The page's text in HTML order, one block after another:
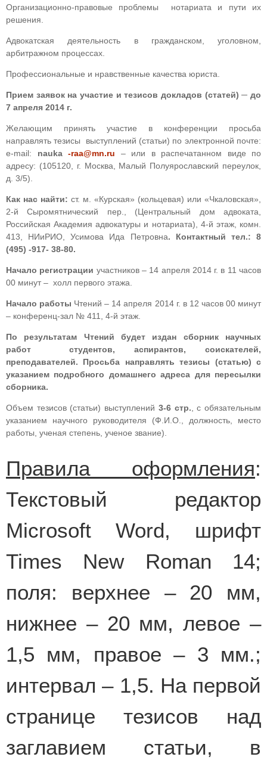
Организационно-правовые проблемы нотариата и пути их
решения.
Адвокатская деятельность в гражданском, уголовном,
арбитражном процессах.
Профессиональные и нравственные качества юриста.
Прием заявок на участие и тезисов докладов (статей) ─ до
7 апреля 2014 г.
Желающим принять участие в конференции просьба
направлять тезисы выступлений (статьи) по электронной почте:
е-mail:
nauka -raa@mn.ru – или в распечатанном виде по
адресу: (105120, г. Москва, Малый Полуярославский переулок,
д. 3/5).
Как нас найти: ст. м. «Курская» (кольцевая) или «Чкаловская»,
2-й Сыромятнический пер., (Центральный дом адвоката,
Российская Академия адвокатуры и нотариата), 4-й этаж, комн.
413, НИиРИО, Усимова Ида Петровна. Контактный тел.: 8
(495) -917- 38-80.
Начало регистрации участников – 14 апреля 2014 г. в 11 часов
00 минут – холл первого этажа.
Начало работы Чтений – 14 апреля 2014 г. в 12 часов 00 минут
– конференц-зал № 411, 4-й этаж.
По результатам Чтений будет издан сборник научных
работ студентов, аспирантов, соискателей,
преподавателей. Просьба направлять тезисы (статью) с
указанием подробного домашнего адреса для пересылки
сборника.
Объем тезисов (статьи) выступлений 3-6 стр. , с обязательным
указанием научного руководителя (Ф.И.О., должность, место
работы, ученая степень, ученое звание).
Правила оформления:
Текстовый редактор
Microsoft Word, шрифт
Times New Roman 14;
поля: верхнее – 20 мм,
нижнее – 20 мм, левое –
1,5 мм, правое – 3 мм.;
интервал – 1,5. На первой
странице тезисов над
заглавием статьи, в